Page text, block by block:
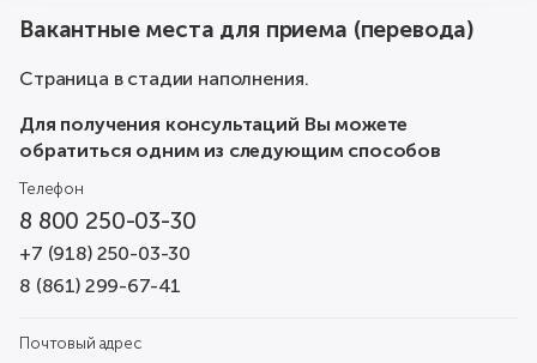
Вакантные места для приема (перевода)
Страница в стадии наполнения.
Для получения консультаций Вы можете
обратиться одним из следующим способов
Телефон
8 800 250-03-30
+7 (918) 250-03-30
8 (861) 299-67-41
Почтовый адрес